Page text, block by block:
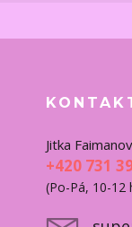
Jitka
+420 731
(Po-Pá, 10-12